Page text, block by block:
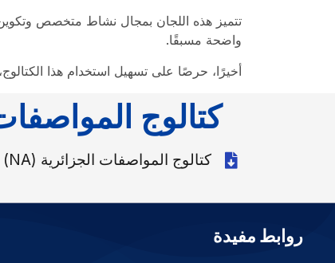
تتميز هذه اللجان بمجال نشاط متخصص
واضحة مسبقًا.
أخيرًا، حرصًا على تسهيل استخدام هذا
كتالوج
كتالوج المواصفات الجزائرية (NA) - إصدار 31 ديسمبر 2025
روابط مفيدة